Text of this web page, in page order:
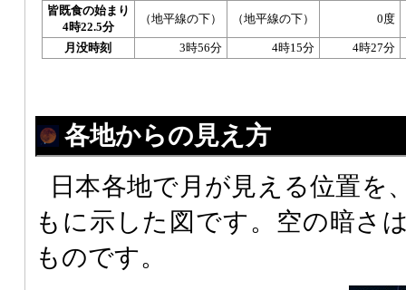
皆既食の始まり
4時22.5分
（地平線の下） （地平線の下） 0度
月没時刻 3時56分 4時15分 4時27分
各地からの見え方
日本各地で月が見える位置を
もに示した図です。空の暗さ
ものです。